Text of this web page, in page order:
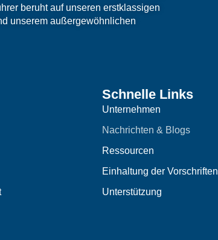
beruht auf unseren erstklassigen
unserem außergewöhnlichen
Schnelle Links
Unternehmen
Nachrichten & Blogs
Ressourcen
Einhaltung der Vorschriften
Unterstützung